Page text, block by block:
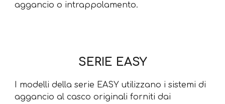
aggancio o intrappolamento.
SERIE EASY
I modelli della serie EASY utilizzano i sistemi di
aggancio al casco originali forniti dai